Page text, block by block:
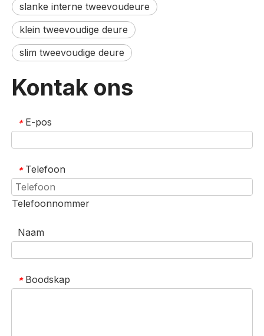
slanke interne tweevoudeure
klein tweevoudige deure
slim tweevoudige deure
Kontak ons
* E-pos
* Telefoon
Telefoonnommer
Naam
* Boodskap